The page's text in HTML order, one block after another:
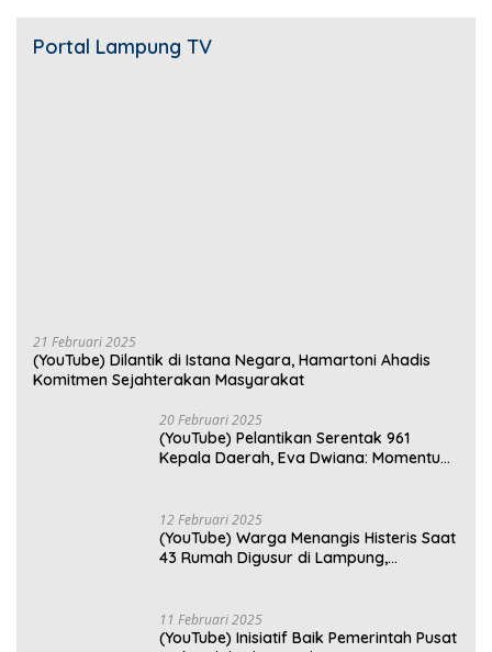
Portal Lampung TV
21 Februari 2025
(YouTube) Dilantik di Istana Negara, Hamartoni Ahadis
Komitmen Sejahterakan Masyarakat
20 Februari 2025
(YouTube) Pelantikan Serentak 961
Kepala Daerah, Eva Dwiana: Momentum
12 Februari 2025
(YouTube) Warga Menangis Histeris Saat
43 Rumah Digusur di Lampung,
11 Februari 2025
(YouTube) Inisiatif Baik Pemerintah Pusat